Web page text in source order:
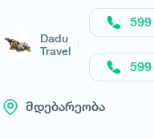
Dadu
Travel
599
599
მდებარეობა